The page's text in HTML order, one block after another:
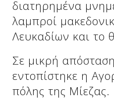
Δείτε μας:
διατηρημένα
λαμπροί
Λευκαδίων και το
Σε μικρή
εντοπίστηκε η
πόλης της Μίεζας.